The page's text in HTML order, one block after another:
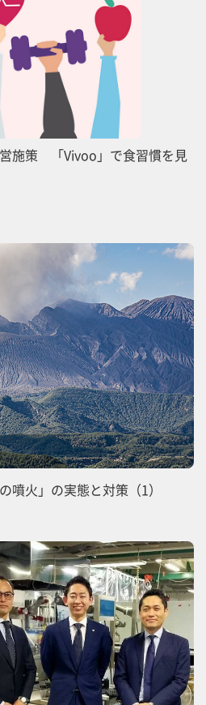
施策 「Vivoo」で食習慣を見
噴火」の実態と対策（1）